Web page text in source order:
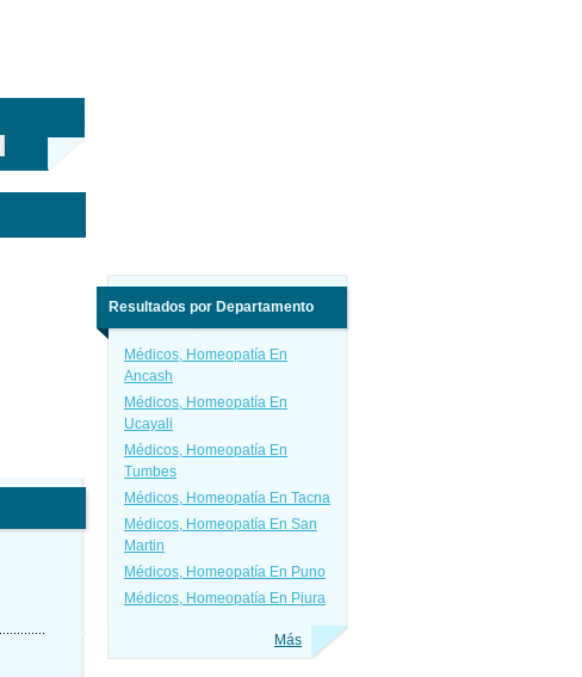
Resultados por Departamento
Médicos, Homeopatía En
Ancash
Médicos, Homeopatía En
Ucayali
Médicos, Homeopatía En
Tumbes
Médicos, Homeopatía En Tacna
Médicos, Homeopatía En San
Martin
Médicos, Homeopatía En Puno
Médicos, Homeopatía En Piura
Más